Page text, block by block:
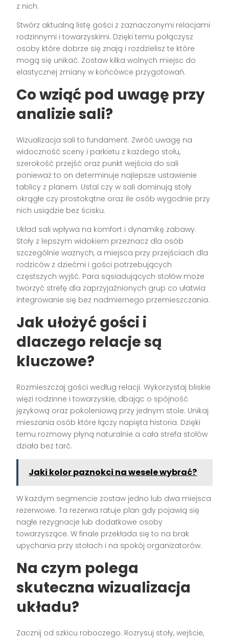
z nich.
Stwórz aktualną listę gości z zaznaczonymi relacjami
rodzinnymi i towarzyskimi. Dzięki temu połączysz
osoby które dobrze się znają i rozdzielisz te które
mogą się unikać. Zostaw kilka wolnych miejsc do
elastycznej zmiany w końcówce przygotowań.
Co wziąć pod uwagę przy
analizie sali?
Wizualizacja sali to fundament. Zwróć uwagę na
widoczność sceny i parkietu z każdego stołu,
szerokość przejść oraz punkt wejścia do sali
ponieważ to on determinuje najlepsze ustawienie
tablicy z planem. Ustal czy w sali dominują stoły
okrągłe czy prostokątne oraz ile osób wygodnie przy
nich usiądzie bez ścisku.
Układ sali wpływa na komfort i dynamikę zabawy.
Stoły z lepszym widokiem przeznacz dla osób
szczególnie ważnych, a miejsca przy przejściach dla
rodziców z dziećmi i gości potrzebujących
częstszych wyjść. Para sąsiadujących stołów może
tworzyć strefę dla zaprzyjaźnionych grup co ułatwia
integrowanie się bez nadmiernego przemieszczania.
Jak ułożyć gości i
dlaczego relacje są
kluczowe?
Rozmieszczaj gości według relacji. Wykorzystaj bliskie
więzi rodzinne i towarzyskie, dbając o spójność
językową oraz pokoleniową przy jednym stole. Unikaj
mieszania osób które łączy napięta historia. Dzięki
temu rozmowy płyną naturalnie a cała strefa stołów
działa bez tarć.
Jaki kolor paznokci na wesele wybrać?
W każdym segmencie zostaw jedno lub dwa miejsca
rezerwowe. Ta rezerwa ratuje plan gdy pojawią się
nagłe rezygnacje lub dodatkowe osoby
towarzyszące. W finale przekłada się to na brak
upychania przy stołach i na spokój organizatorów.
Na czym polega
skuteczna wizualizacja
układu?
Zacznij od szkicu roboczego. Rozrysuj stoły, wejście,